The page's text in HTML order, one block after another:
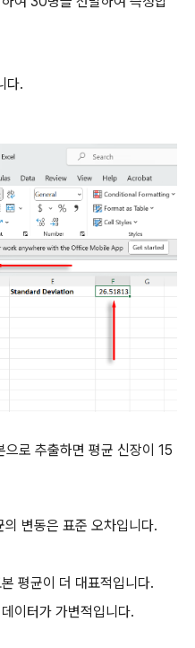
다.
로 추출하면 평균 신장이 15
변동은 표준 오차입니다.
평균이 더 대표적입니다.
이터가 가변적입니다.